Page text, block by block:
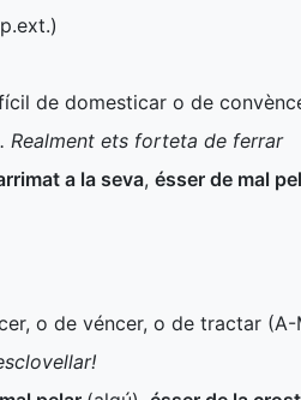
p.ext.)
de domesticar o de
Realment ets forteta de ferrar
a la seva, ésser de mal
o de véncer, o de tractar (A-